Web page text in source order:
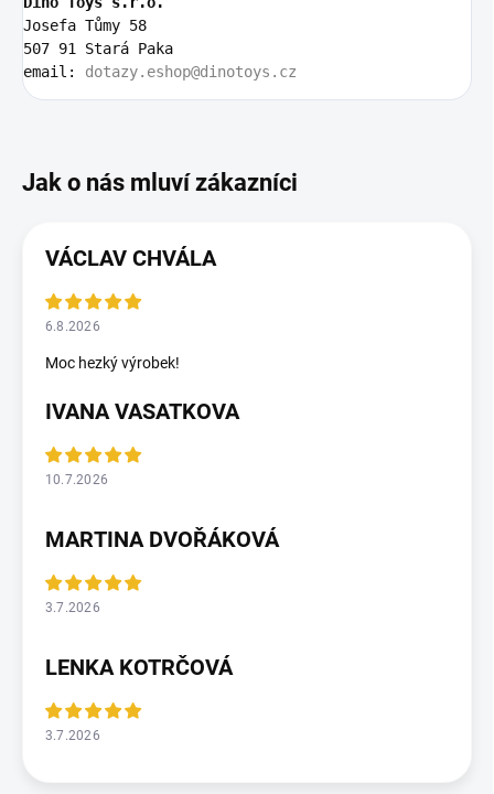
Josefa Tůmy 58
507 91 Stará Paka
email: dotazy.eshop@dinotoys.cz
VÁCLAV CHVÁLA
6.8.2026
Moc hezký výrobek!
IVANA VASATKOVA
10.7.2026
MARTINA DVOŘÁKOVÁ
3.7.2026
LENKA KOTRČOVÁ
3.7.2026